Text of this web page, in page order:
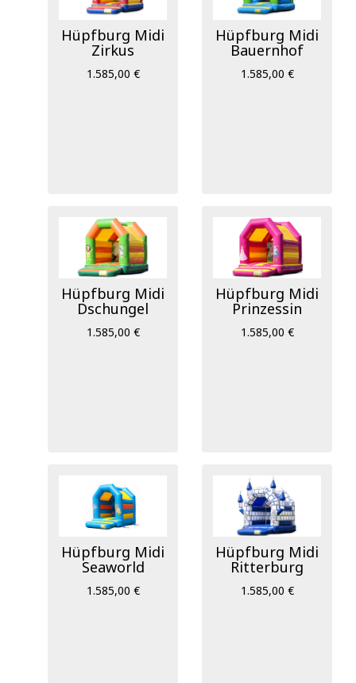
Hüpfburg Midi
Zirkus
1.585,00 €
Hüpfburg Midi
Bauernhof
1.585,00 €
Hüpfburg Midi
Dschungel
1.585,00 €
Hüpfburg Midi
Prinzessin
1.585,00 €
Hüpfburg Midi
Seaworld
1.585,00 €
Hüpfburg Midi
Ritterburg
1.585,00 €